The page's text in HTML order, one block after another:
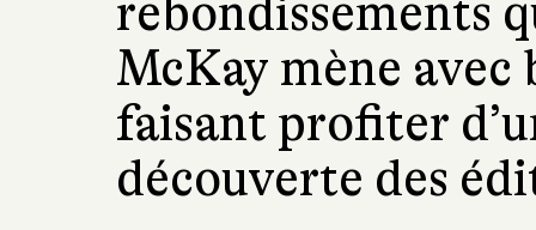
rebondissements
McKay mène
faisant profiter
découverte des